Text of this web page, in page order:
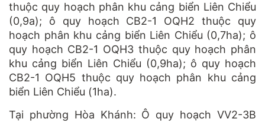
thuộc quy hoạch phân khu cảng biển Liên Chiểu
(0,9a); ô quy hoạch CB2-1 OQH2 thuộc quy
hoạch phân khu cảng biển Liên Chiểu (0,7ha); ô
quy hoạch CB2-1 OQH3 thuộc quy hoạch phân
khu cảng biển Liên Chiểu (0,9ha); ô quy hoạch
CB2-1 OQH5 thuộc quy hoạch phân khu cảng
biển Liên Chiểu (1ha).
Tại phường Hòa Khánh: Ô quy hoạch VV2-3B